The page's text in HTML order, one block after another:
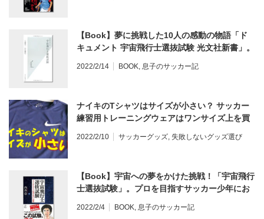
【Book】夢に挑戦した10人の感動の物語「ド
キュメント 宇宙飛行士選抜試験 光文社新書」。
2022/2/14 BOOK, 息子のサッカー記
ナイキのTシャツはサイズが小さい？ サッカー
練習用トレーニングウェアはワンサイズ上を買
（S/M/L） レビュー
2022/2/10 サッカーグッズ, 失敗しないグッズ選び
【Book】宇宙への夢をかけた挑戦！「宇宙飛行
士選抜試験」。プロを目指すサッカー少年にお
号 田村淳のNewsCLUB」で紹介された本。 レ
2022/2/4 BOOK, 息子のサッカー記